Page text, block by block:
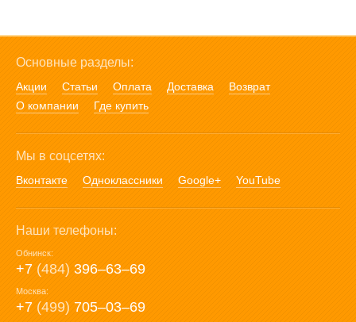
Основные разделы:
Акции Статьи Оплата Доставка
Возврат
О компании
Где купить
Мы в соцсетях:
Вконтакте Одноклассники Google+ YouTube
Наши телефоны:
Обнинск:
+7 (484) 396‒63‒69
Москва:
+7 (499) 705‒03‒69